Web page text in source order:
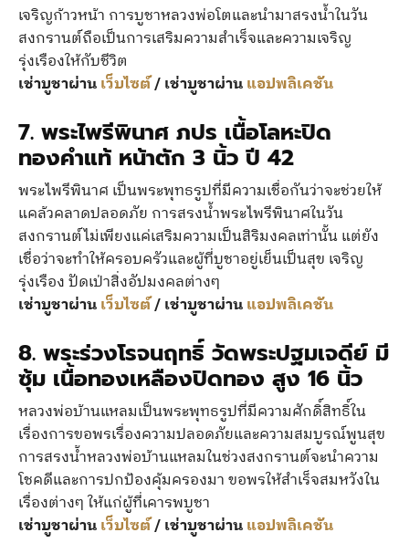
เจริญก้าวหน้า การบูชาหลวงพ่อโตและนำมาสรงน้ำในวัน
สงกรานต์ถือเป็นการเสริมความสำเร็จและความเจริญ
รุ่งเรืองให้กับชีวิต
เช่าบูชาผ่านเว็บไซต์/ เช่าบูชาผ่านแอปพลิเคชัน
7. พระไพรีพินาศ ภปร เนื้อโลหะปิด
ทองคำแท้ หน้าตัก 3 นิ้ว ปี 42
พระไพรีพินาศ เป็นพระพุทธรูปที่มีความเชื่อกันว่าจะช่วยให้
แคล้วคลาดปลอดภัย การสรงน้ำพระไพรีพินาศในวัน
สงกรานต์ไม่เพียงแค่เสริมความเป็นสิริมงคลเท่านั้น แต่ยัง
เชื่อว่าจะทำให้ครอบครัวและผู้ที่บูชาอยู่เย็นเป็นสุข เจริญ
รุ่งเรือง ปัดเป่าสิ่งอัปมงคลต่างๆ
เช่าบูชาผ่านเว็บไซต์/ เช่าบูชาผ่านแอปพลิเคชัน
8. พระร่วงโรจนฤทธิ์ วัดพระปฐมเจดีย์ มี
ซุ้ม เนื้อทองเหลืองปิดทอง สูง 16 นิ้ว
หลวงพ่อบ้านแหลมเป็นพระพุทธรูปที่มีความศักดิ์สิทธิ์ใน
เรื่องการขอพรเรื่องความปลอดภัยและความสมบูรณ์พูนสุข
การสรงน้ำหลวงพ่อบ้านแหลมในช่วงสงกรานต์จะนำความ
โชคดีและการปกป้องคุ้มครองมา ขอพรให้สำเร็จสมหวังใน
เรื่องต่างๆ ให้แก่ผู้ที่เคารพบูชา
เช่าบูชาผ่านเว็บไซต์/ เช่าบูชาผ่านแอปพลิเคชัน